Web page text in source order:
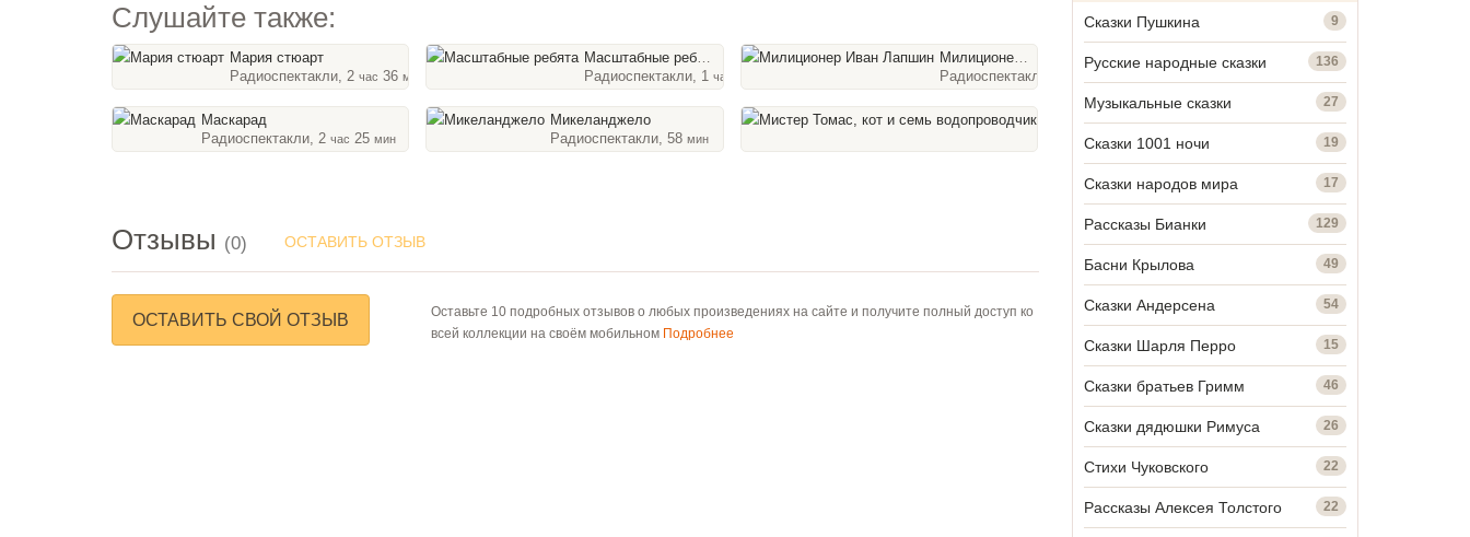
Слушайте также:
Мария стюарт
Радиоспектакли, 2 час 36 мин
Маскарад
Радиоспектакли, 2 час 25 мин
Масштабные ребята
Радиоспектакли, 1час
Микеланджело
Радиоспектакли, 58мин
Милиционер Иван Лапшин
Радиоспектакли, 2
50
Мистер Томас, кот и семь водопроводчик человек
Радиоспектакли, 48
Отзывы (0) ОСТАВИТЬ ОТЗЫВ
ОСТАВИТЬ СВОЙ ОТЗЫВ
Оставьте 10 подробных отзывов о любых произведениях на сайте и получите полный доступ ко
всей коллекции на своём мобильном Подробнее
Сказки Пушкина 9
Русские народные сказки 136
Музыкальные сказки 27
Сказки 1001 ночи 19
Сказки народов мира 17
Рассказы Бианки 129
Басни Крылова 49
Сказки Андерсена 54
Сказки Шарля Перро 15
Сказки братьев Гримм 46
Сказки дядюшки Римуса 26
Стихи Чуковского 22
Рассказы Алексея Толстого 22